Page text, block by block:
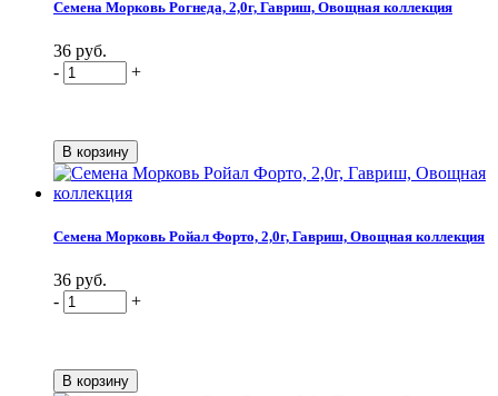
Семена Морковь Рогнеда, 2,0г, Гавриш, Овощная коллекция
36 руб.
-
+
Семена Морковь Ройал Форто, 2,0г, Гавриш, Овощная коллекция
36 руб.
-
+